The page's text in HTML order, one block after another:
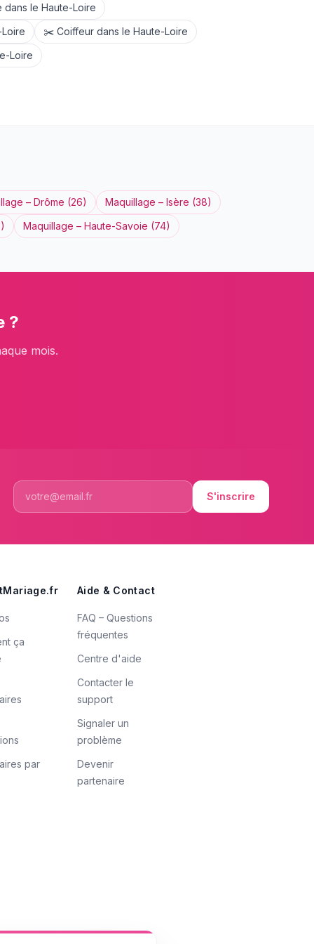
dans le Haute-Loire
✂️ Coiffeur dans le Haute-Loire
Loire
– Drôme (26) Maquillage – Isère (38)
) Maquillage – Haute-Savoie (74)
?
mois.
S'inscrire
ça
par
Aide & Contact
FAQ – Questions
fréquentes
Centre d'aide
Contacter le
support
Signaler un
problème
Devenir
partenaire